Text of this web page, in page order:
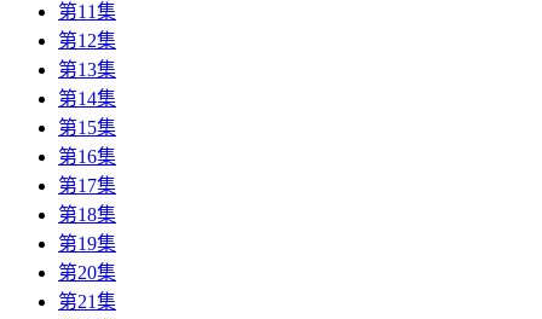
第11集
第12集
第13集
第14集
第15集
第16集
第17集
第18集
第19集
第20集
第21集